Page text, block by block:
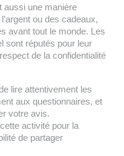
aussi une manière
ou des cadeaux,
avant tout le monde. Les
sont réputés pour leur
de la confidentialité
lire attentivement les
aux questionnaires, et
votre avis.
activité pour la
de partager